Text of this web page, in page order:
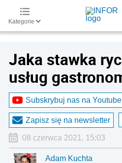
Kategorie
Jaka stawka
usług
Subskrybuj nas na Youtube
Zapisz się na newsletter
08 czerwca 2021, 15:03
Adam Kuchta